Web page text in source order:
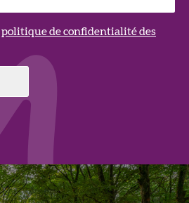
politique de confidentialité des